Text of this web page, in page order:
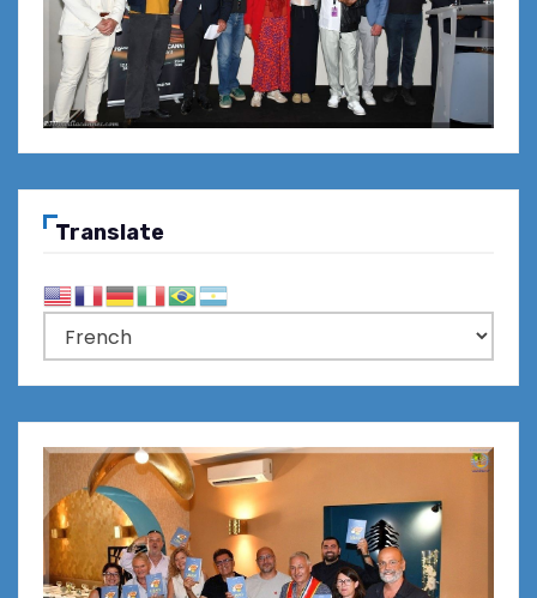
Translate